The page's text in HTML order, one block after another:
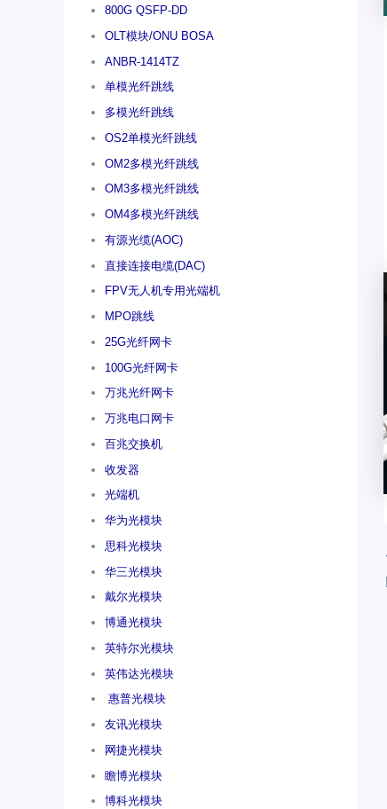
800G QSFP-DD
OLT模块/ONU BOSA
ANBR-1414TZ
单模光纤跳线
多模光纤跳线
OS2单模光纤跳线
OM2多模光纤跳线
OM3多模光纤跳线
OM4多模光纤跳线
有源光缆(AOC)
直接连接电缆(DAC)
FPV无人机专用光端机
MPO跳线
25G光纤网卡
100G光纤网卡
万兆光纤网卡
万兆电口网卡
百兆交换机
收发器
光端机
华为光模块
思科光模块
华三光模块
戴尔光模块
博通光模块
英特尔光模块
英伟达光模块
惠普光模块
友讯光模块
网捷光模块
瞻博光模块
博科光模块